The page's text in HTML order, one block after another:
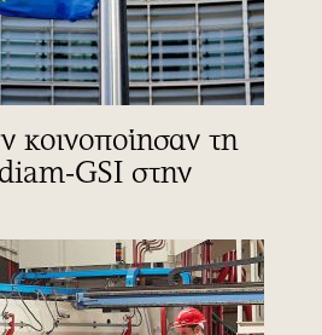
κοινοποίησαν τη
GSI στην